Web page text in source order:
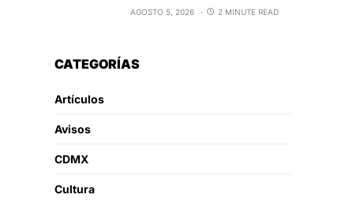
AGOSTO 5, 2026 2 MINUTE READ
CATEGORÍAS
Artículos
Avisos
CDMX
Cultura